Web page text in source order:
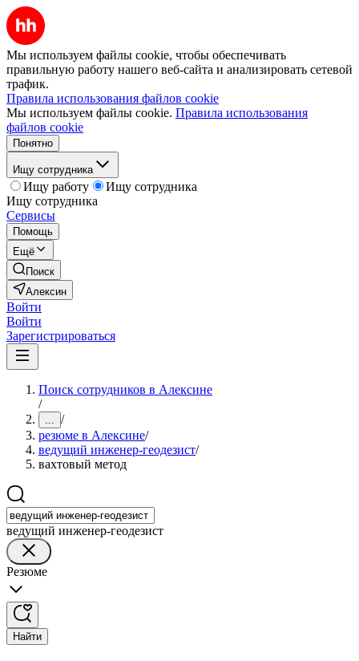
Мы используем файлы cookie, чтобы обеспечивать
правильную работу нашего веб-сайта и анализировать сетевой
трафик.
Правила использования файлов cookie
Мы используем файлы cookie. Правила использования
файлов cookie
Понятно
Ищу сотрудника
Ищу работу
Ищу сотрудника
Ищу сотрудника
Сервисы
Помощь
Ещё
Поиск
Алексин
Войти
Войти
Зарегистрироваться
Поиск сотрудников в Алексине
/
... /
резюме в Алексине/
ведущий инженер-геодезист/
вахтовый метод
ведущий инженер-геодезист
Резюме
Найти